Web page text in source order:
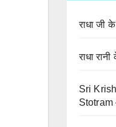
राधा जी
राधा
Sri
Stotram